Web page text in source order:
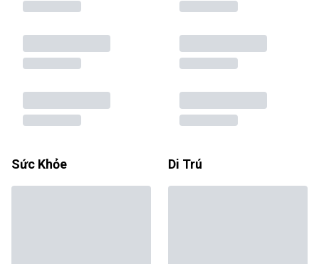
Sức Khỏe Di Trú